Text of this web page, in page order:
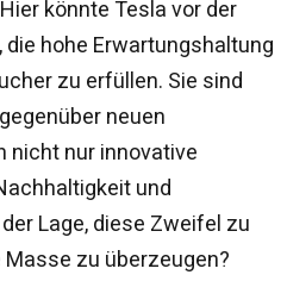
könnte Tesla vor der
hohe Erwartungshaltung
zu erfüllen. Sie sind
neuen
nicht nur innovative
und
Lage, diese Zweifel zu
zu überzeugen?